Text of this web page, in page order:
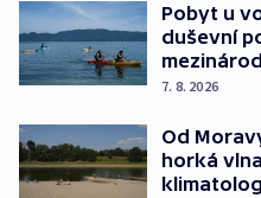
Pobyt u
duševní
7. 8. 2026
Od
horká